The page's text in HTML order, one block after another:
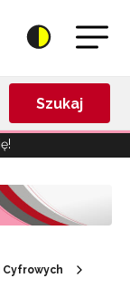
Szukaj
Cyfrowych